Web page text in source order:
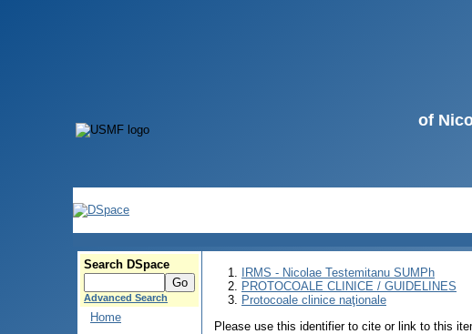
of
Search DSpace
Advanced Search
Home
IRMS - Nicolae Testemitanu SUMPh
PROTOCOALE CLINICE / GUIDELINES
Protocoale clinice naţionale
Please use this identifier to cite or link to this